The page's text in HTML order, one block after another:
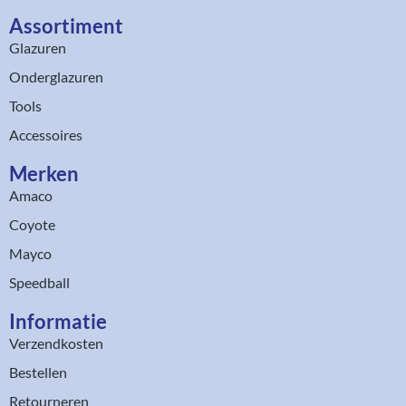
Assortiment​
Glazuren
Onderglazuren
Tools
Accessoires
Merken
Amaco
Coyote
Mayco
Speedball
Informatie
Verzendkosten
Bestellen
Retourneren